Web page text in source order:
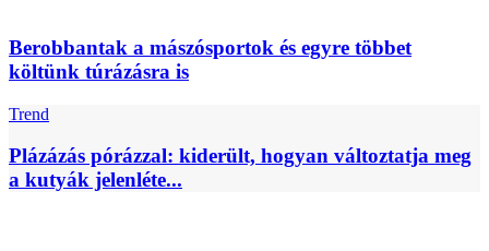
Berobbantak a mászósportok és egyre többet
költünk túrázásra is
Trend
Plázázás pórázzal: kiderült, hogyan változtatja meg
a kutyák jelenléte...